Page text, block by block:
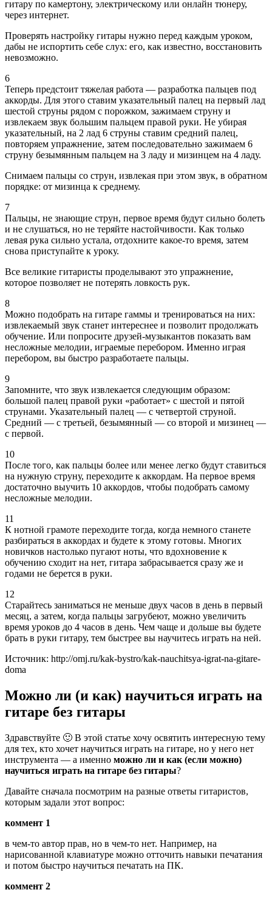
гитару по камертону, электрическому или онлайн тюнеру,
через интернет.
Проверять настройку гитары нужно перед каждым уроком,
дабы не испортить себе слух: его, как известно, восстановить
невозможно.
6
Теперь предстоит тяжелая работа — разработка пальцев под
аккорды. Для этого ставим указательный палец на первый лад
шестой струны рядом с порожком, зажимаем струну и
извлекаем звук большим пальцем правой руки. Не убирая
указательный, на 2 лад 6 струны ставим средний палец,
повторяем упражнение, затем последовательно зажимаем 6
струну безымянным пальцем на 3 ладу и мизинцем на 4 ладу.
Снимаем пальцы со струн, извлекая при этом звук, в обратном
порядке: от мизинца к среднему.
7
Пальцы, не знающие струн, первое время будут сильно болеть
и не слушаться, но не теряйте настойчивости. Как только
левая рука сильно устала, отдохните какое-то время, затем
снова приступайте к уроку.
Все великие гитаристы проделывают это упражнение,
которое позволяет не потерять ловкость рук.
8
Можно подобрать на гитаре гаммы и тренироваться на них:
извлекаемый звук станет интереснее и позволит продолжать
обучение. Или попросите друзей-музыкантов показать вам
несложные мелодии, играемые перебором. Именно играя
перебором, вы быстро разработаете пальцы.
9
Запомните, что звук извлекается следующим образом:
большой палец правой руки «работает» с шестой и пятой
струнами. Указательный палец — с четвертой струной.
Средний — с третьей, безымянный — со второй и мизинец —
с первой.
10
После того, как пальцы более или менее легко будут ставиться
на нужную струну, переходите к аккордам. На первое время
достаточно выучить 10 аккордов, чтобы подобрать самому
несложные мелодии.
11
К нотной грамоте переходите тогда, когда немного станете
разбираться в аккордах и будете к этому готовы. Многих
новичков настолько пугают ноты, что вдохновение к
обучению сходит на нет, гитара забрасывается сразу же и
годами не берется в руки.
12
Старайтесь заниматься не меньше двух часов в день в первый
месяц, а затем, когда пальцы загрубеют, можно увеличить
время уроков до 4 часов в день. Чем чаще и дольше вы будете
брать в руки гитару, тем быстрее вы научитесь играть на ней.
Источник: http://omj.ru/kak-bystro/kak-nauchitsya-igrat-na-gitare-
doma
Можно ли (и как) научиться играть на
гитаре без гитары
Здравствуйте 🙂 В этой статье хочу освятить интересную тему
для тех, кто хочет научиться играть на гитаре, но у него нет
инструмента — а именно можно ли и как (если можно)
научиться играть на гитаре без гитары?
Давайте сначала посмотрим на разные ответы гитаристов,
которым задали этот вопрос:
коммент 1
в чем-то автор прав, но в чем-то нет. Например, на
нарисованной клавиатуре можно отточить навыки печатания
и потом быстро научиться печатать на ПК.
коммент 2